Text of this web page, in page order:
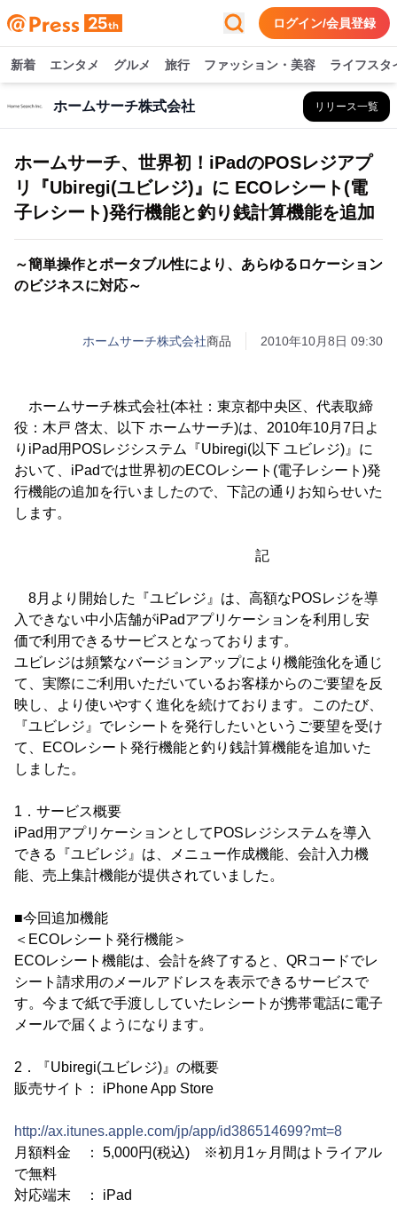
ログイン/会員登録
新着 エンタメ グルメ 旅行 ファッション・美容 ライフスタ
ホームサーチ株式会社 リリース一覧
ホームサーチ、世界初！iPadのPOSレジアプ
リ『Ubiregi(ユビレジ)』に ECOレシート(電
子レシート)発行機能と釣り銭計算機能を追加
～簡単操作とポータブル性により、あらゆるロケーション
のビジネスに対応～
ホームサーチ株式会社商品 2010年10月8日 09:30
ホームサーチ株式会社(本社：東京都中央区、代表取締
役：木戸 啓太、以下 ホームサーチ)は、2010年10月7日よ
りiPad用POSレジシステム『Ubiregi(以下 ユビレジ)』に
おいて、iPadでは世界初のECOレシート(電子レシート)発
行機能の追加を行いましたので、下記の通りお知らせいた
します。
記
8月より開始した『ユビレジ』は、高額なPOSレジを導
入できない中小店舗がiPadアプリケーションを利用し安
価で利用できるサービスとなっております。
ユビレジは頻繁なバージョンアップにより機能強化を通じ
て、実際にご利用いただいているお客様からのご要望を反
映し、より使いやすく進化を続けております。このたび、
『ユビレジ』でレシートを発行したいというご要望を受け
て、ECOレシート発行機能と釣り銭計算機能を追加いた
しました。
1．サービス概要
iPad用アプリケーションとしてPOSレジシステムを導入
できる『ユビレジ』は、メニュー作成機能、会計入力機
能、売上集計機能が提供されていました。
■今回追加機能
＜ECOレシート発行機能＞
ECOレシート機能は、会計を終了すると、QRコードでレ
シート請求用のメールアドレスを表示できるサービスで
す。今まで紙で手渡ししていたレシートが携帯電話に電子
メールで届くようになります。
2．『Ubiregi(ユビレジ)』の概要
販売サイト： iPhone App Store
http://ax.itunes.apple.com/jp/app/id386514699?mt=8
月額料金 ： 5,000円(税込) ※初月1ヶ月間はトライアル
で無料
対応端末 ： iPad